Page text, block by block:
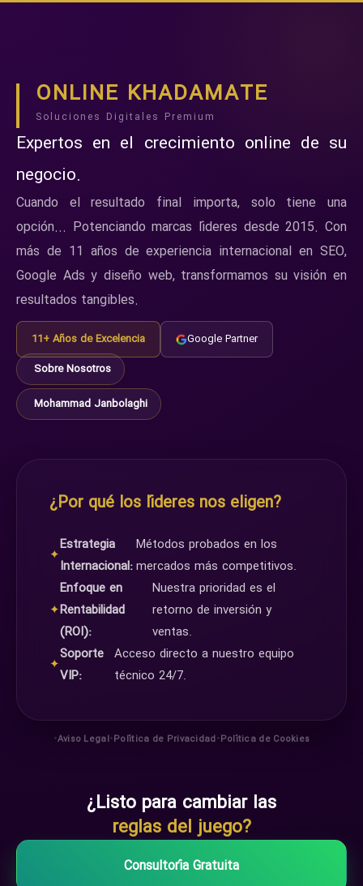
ONLINE KHADAMATE
Soluciones Digitales Premium
Expertos en el crecimiento online de su
negocio.
Cuando el resultado final importa, solo tiene una
opción... Potenciando marcas líderes desde 2015. Con
más de 11 años de experiencia internacional en SEO,
Google Ads y diseño web, transformamos su visión en
resultados tangibles.
11+ Años de Excelencia
Google Partner
Sobre Nosotros
Mohammad Janbolaghi
¿Por qué los líderes nos eligen?
✦
Estrategia
Internacional:
Métodos probados en los
mercados más competitivos.
✦
Enfoque en
Rentabilidad
(ROI):
Nuestra prioridad es el
retorno de inversión y
ventas.
✦
Soporte
VIP:
Acceso directo a nuestro equipo
técnico 24/7.
•Aviso Legal•Política de Privacidad•Política de Cookies
¿Listo para cambiar las
reglas del juego?
Consultoría Gratuita